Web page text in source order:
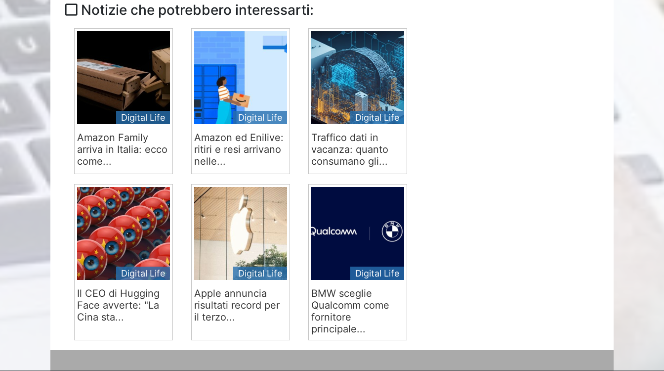
Notizie che potrebbero interessarti:
Digital Life
Amazon Family
arriva in Italia: ecco
come...
Digital Life
Amazon ed Enilive:
ritiri e resi arrivano
nelle...
Digital Life
Traffico dati in
vacanza: quanto
consumano gli...
Digital Life
Il CEO di Hugging
Face avverte: "La
Cina sta...
Digital Life
Apple annuncia
risultati record per
il terzo...
Digital Life
BMW sceglie
Qualcomm come
fornitore
principale...